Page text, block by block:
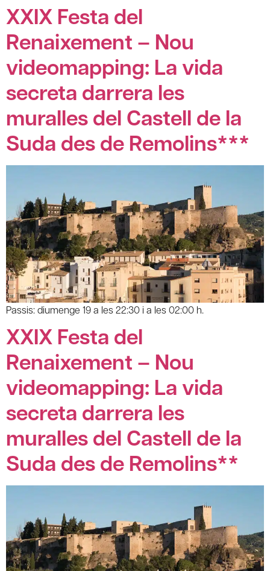
XXIX Festa del
Renaixement – Nou
videomapping: La vida
secreta darrera les
muralles del Castell de la
Suda des de Remolins***
Passis: diumenge 19 a les 22:30 i a les 02:00 h.
XXIX Festa del
Renaixement – Nou
videomapping: La vida
secreta darrera les
muralles del Castell de la
Suda des de Remolins**